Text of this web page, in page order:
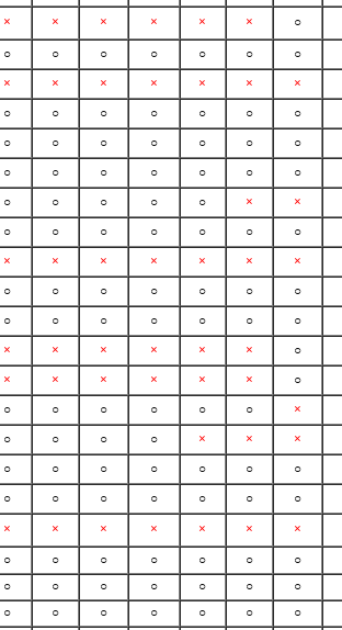
× × × × × × ○
○ ○ ○ ○ ○ ○ ○
× × × × × × ×
○ ○ ○ ○ ○ ○ ○
○ ○ ○ ○ ○ ○ ○
○ ○ ○ ○ ○ ○ ○
○ ○ ○ ○ ○ × ×
○ ○ ○ ○ ○ ○ ○
× × × × × × ×
○ ○ ○ ○ ○ ○ ○
○ ○ ○ ○ ○ ○ ○
× × × × × × ○
× × × × × × ○
○ ○ ○ ○ ○ ○ ×
○ ○ ○ ○ × × ×
○ ○ ○ ○ ○ ○ ○
○ ○ ○ ○ ○ ○ ○
× × × × × × ×
○ ○ ○ ○ ○ ○ ○
○ ○ ○ ○ ○ ○ ○
○ ○ ○ ○ ○ ○ ○